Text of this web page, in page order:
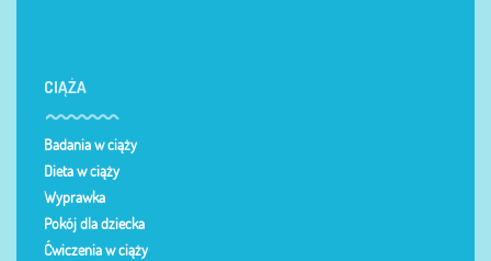
CIĄŻA
Badania w ciąży
Dieta w ciąży
Wyprawka
Pokój dla dziecka
Ćwiczenia w ciąży